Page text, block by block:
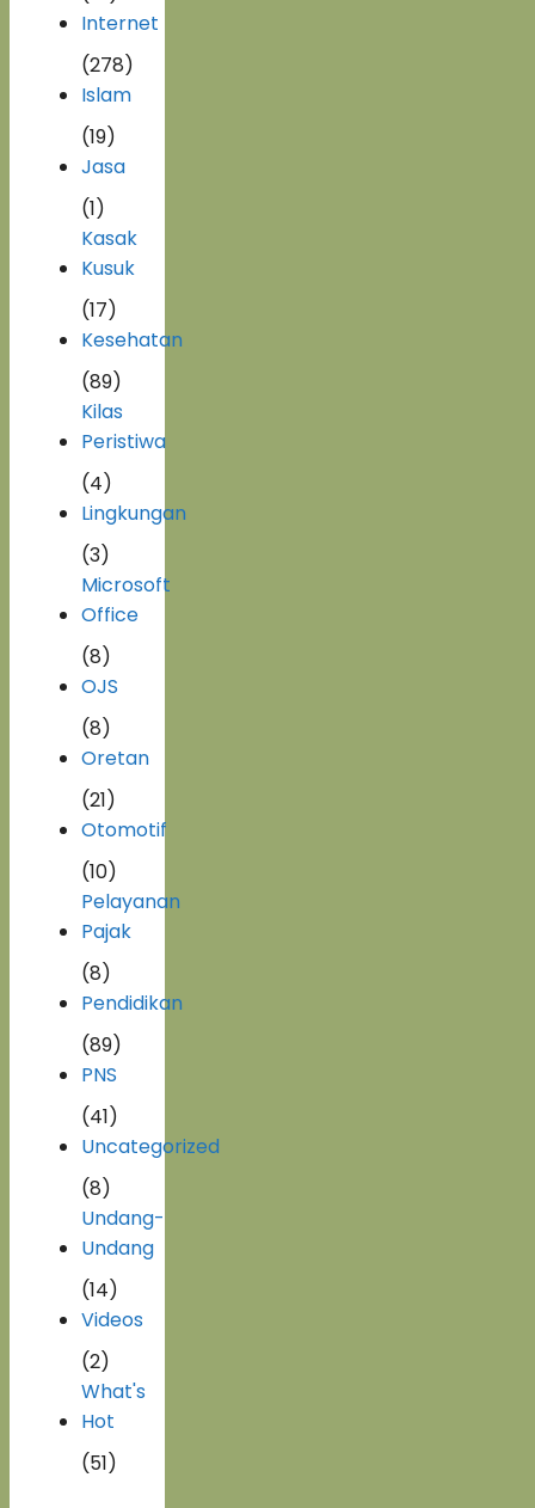
Internet
(278)
Islam
(19)
Jasa
(1)
Kasak
Kusuk
(17)
Kesehatan
(89)
Kilas
Peristiwa
(4)
Lingkungan
(3)
Microsoft
Office
(8)
OJS
(8)
Oretan
(21)
Otomotif
(10)
Pelayanan
Pajak
(8)
Pendidikan
(89)
PNS
(41)
Uncategorized
(8)
Undang-
Undang
(14)
Videos
(2)
What's
Hot
(51)